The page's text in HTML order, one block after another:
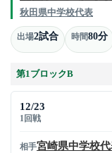
秋田県中学校代表
出場2試合 時間80分
第1ブロックB
12/23
1回戦
相手宮崎県中学校